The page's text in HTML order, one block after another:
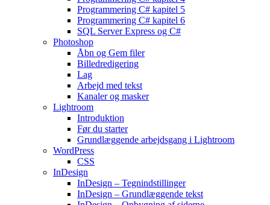
Programmering C# kapitel 5
Programmering C# kapitel 6
SQL Server Express og C#
Photoshop
Åbn og Gem filer
Billedredigering
Lag
Arbejd med tekst
Kanaler og masker
Lightroom
Introduktion
Før du starter
Grundlæggende arbejdsgang i Lightroom
WordPress
CSS
InDesign
InDesign – Tegnindstillinger
InDesign – Grundlæggende tekst